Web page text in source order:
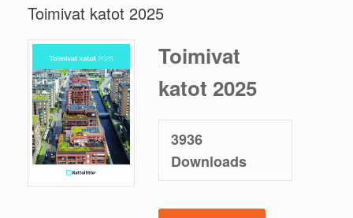
Toimivat katot 2025
Toimivat
katot 2025
3936
Downloads